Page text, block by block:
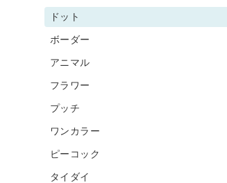
ドット
ボーダー
アニマル
フラワー
プッチ
ワンカラー
ピーコック
タイダイ